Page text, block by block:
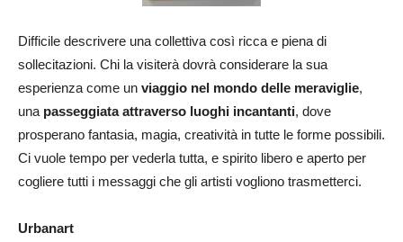
Difficile descrivere una collettiva così ricca e piena di
sollecitazioni. Chi la visiterà dovrà considerare la sua
esperienza come un viaggio nel mondo delle meraviglie,
una passeggiata attraverso luoghi incantanti, dove
prosperano fantasia, magia, creatività in tutte le forme possibili.
Ci vuole tempo per vederla tutta, e spirito libero e aperto per
cogliere tutti i messaggi che gli artisti vogliono trasmetterci.
Urbanart